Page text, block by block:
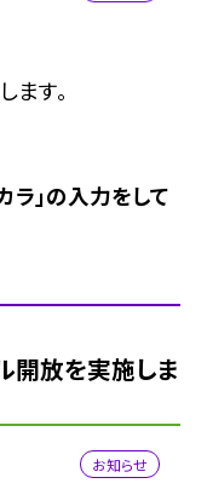
す。
」の入力をして
開放を実施しま
お知らせ